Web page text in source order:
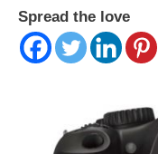
Spread the love